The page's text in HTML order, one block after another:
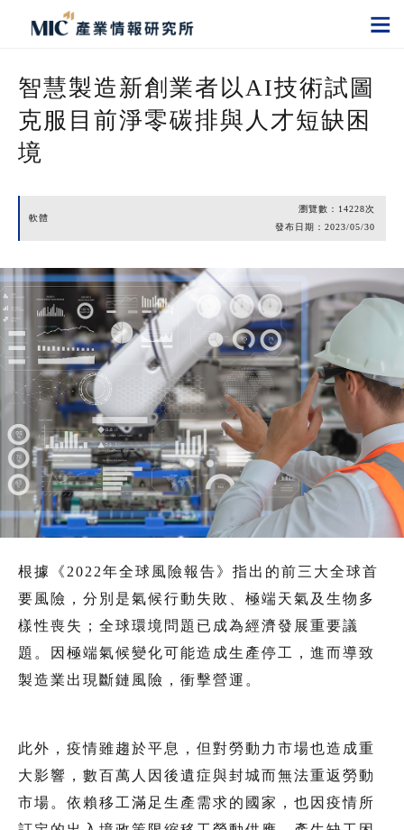
智慧製造新創業者以AI技術試圖
克服目前淨零碳排與人才短缺困
境
軟體
瀏覽數： 14228次
發布日期： 2023/05/30
根據《2022年全球風險報告》指出的前三大全球首
要風險，分別是氣候行動失敗、極端天氣及生物多
樣性喪失；全球環境問題已成為經濟發展重要議
題。因極端氣候變化可能造成生產停工，進而導致
製造業出現斷鏈風險，衝擊營運。
此外，疫情雖趨於平息，但對勞動力市場也造成重
大影響，數百萬人因後遺症與封城而無法重返勞動
市場。依賴移工滿足生產需求的國家，也因疫情所